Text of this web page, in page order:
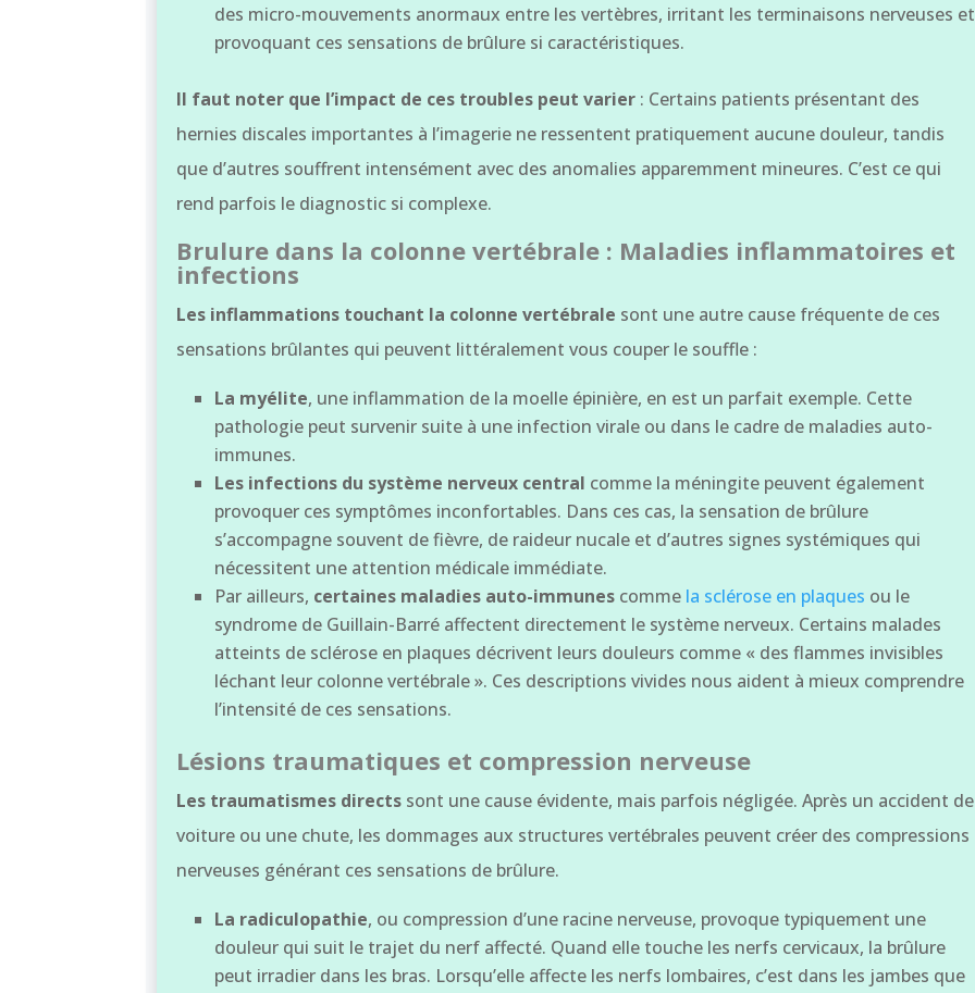
des micro-mouvements anormaux entre les vertèbres, irritant les terminaisons nerveuses et
provoquant ces sensations de brûlure si caractéristiques.
Il faut noter que l’impact de ces troubles peut varier : Certains patients présentant des
hernies discales importantes à l’imagerie ne ressentent pratiquement aucune douleur, tandis
que d’autres souffrent intensément avec des anomalies apparemment mineures. C’est ce qui
rend parfois le diagnostic si complexe.
Brulure dans la colonne vertébrale : Maladies inflammatoires et
infections
Les inflammations touchant la colonne vertébrale sont une autre cause fréquente de ces
sensations brûlantes qui peuvent littéralement vous couper le souffle :
La myélite, une inflammation de la moelle épinière, en est un parfait exemple. Cette
pathologie peut survenir suite à une infection virale ou dans le cadre de maladies auto-
immunes.
Les infections du système nerveux central comme la méningite peuvent également
provoquer ces symptômes inconfortables. Dans ces cas, la sensation de brûlure
s’accompagne souvent de fièvre, de raideur nucale et d’autres signes systémiques qui
nécessitent une attention médicale immédiate.
Par ailleurs, certaines maladies auto-immunes comme la sclérose en plaques ou le
syndrome de Guillain-Barré affectent directement le système nerveux. Certains malades
atteints de sclérose en plaques décrivent leurs douleurs comme « des flammes invisibles
léchant leur colonne vertébrale ». Ces descriptions vivides nous aident à mieux comprendre
l’intensité de ces sensations.
Lésions traumatiques et compression nerveuse
Les traumatismes directs sont une cause évidente, mais parfois négligée. Après un accident de
voiture ou une chute, les dommages aux structures vertébrales peuvent créer des compressions
nerveuses générant ces sensations de brûlure.
La radiculopathie, ou compression d’une racine nerveuse, provoque typiquement une
douleur qui suit le trajet du nerf affecté. Quand elle touche les nerfs cervicaux, la brûlure
peut irradier dans les bras. Lorsqu’elle affecte les nerfs lombaires, c’est dans les jambes que